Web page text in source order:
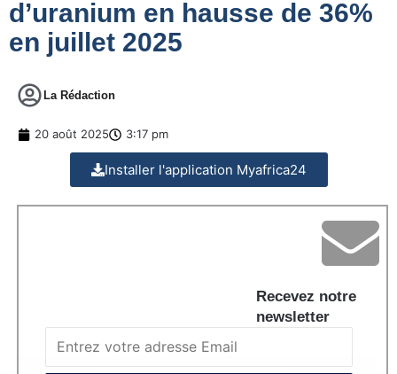
d’uranium en hausse de 36%
en juillet 2025
La Rédaction
20 août 2025 3:17 pm
Installer l'application Myafrica24
Recevez notre
newsletter